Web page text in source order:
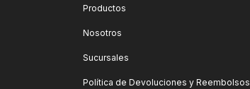
Productos
Nosotros
Sucursales
Política de Devoluciones y Reembolsos